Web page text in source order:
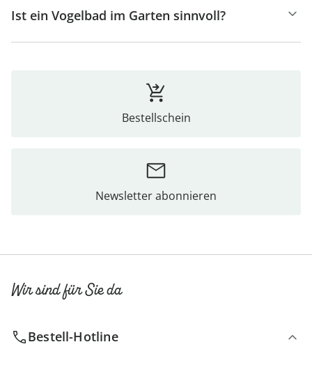
Ist ein Vogelbad im Garten sinnvoll?
Bestellschein
Newsletter abonnieren
Wir sind für Sie da
Bestell-Hotline